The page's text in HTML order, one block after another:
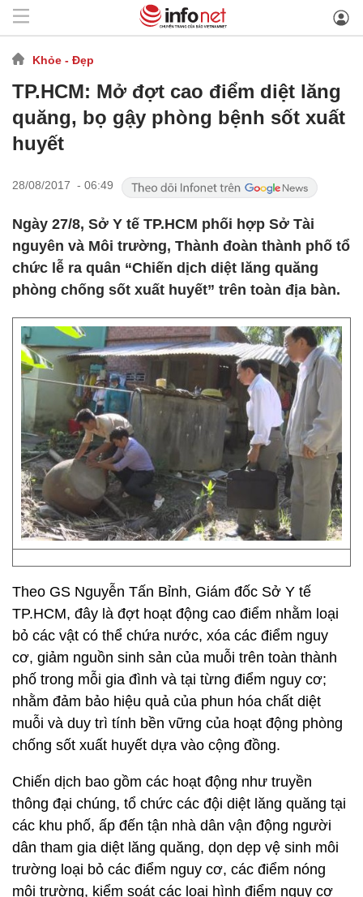
Khỏe - Đẹp
TP.HCM: Mở đợt cao điểm diệt lăng
quăng, bọ gậy phòng bệnh sốt xuất
huyết
28/08/2017 - 06:49
Ngày 27/8, Sở Y tế TP.HCM phối hợp Sở Tài
nguyên và Môi trường, Thành đoàn thành phố tổ
chức lễ ra quân “Chiến dịch diệt lăng quăng
phòng chống sốt xuất huyết” trên toàn địa bàn.
Theo GS Nguyễn Tấn Bỉnh, Giám đốc Sở Y tế
TP.HCM, đây là đợt hoạt động cao điểm nhằm loại
bỏ các vật có thể chứa nước, xóa các điểm nguy
cơ, giảm nguồn sinh sản của muỗi trên toàn thành
phố trong mỗi gia đình và tại từng điểm nguy cơ;
nhằm đảm bảo hiệu quả của phun hóa chất diệt
muỗi và duy trì tính bền vững của hoạt động phòng
chống sốt xuất huyết dựa vào cộng đồng.
Chiến dịch bao gồm các hoạt động như truyền
thông đại chúng, tổ chức các đội diệt lăng quăng tại
các khu phố, ấp đến tận nhà dân vận động người
dân tham gia diệt lăng quăng, dọn dẹp vệ sinh môi
trường loại bỏ các điểm nguy cơ, các điểm nóng
môi trường, kiểm soát các loại hình điểm nguy cơ